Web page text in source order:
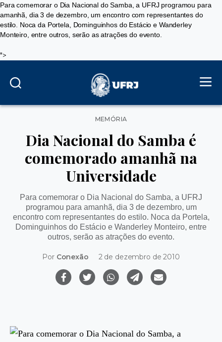
Para comemorar o Dia Nacional do Samba, a UFRJ programou para
amanhã, dia 3 de dezembro, um encontro com representantes do
estilo. Noca da Portela, Dominguinhos do Estácio e Wanderley
Monteiro, entre outros, serão as atrações do evento.
">
Categorias
MEMÓRIA
Dia Nacional do Samba é
comemorado amanhã na
Universidade
Para comemorar o Dia Nacional do Samba, a UFRJ
programou para amanhã, dia 3 de dezembro, um
encontro com representantes do estilo. Noca da Portela,
Dominguinhos do Estácio e Wanderley Monteiro, entre
outros, serão as atrações do evento.
Por Conexão 2 de dezembro de 2010
Para comemorar o Dia Nacional do Samba, a